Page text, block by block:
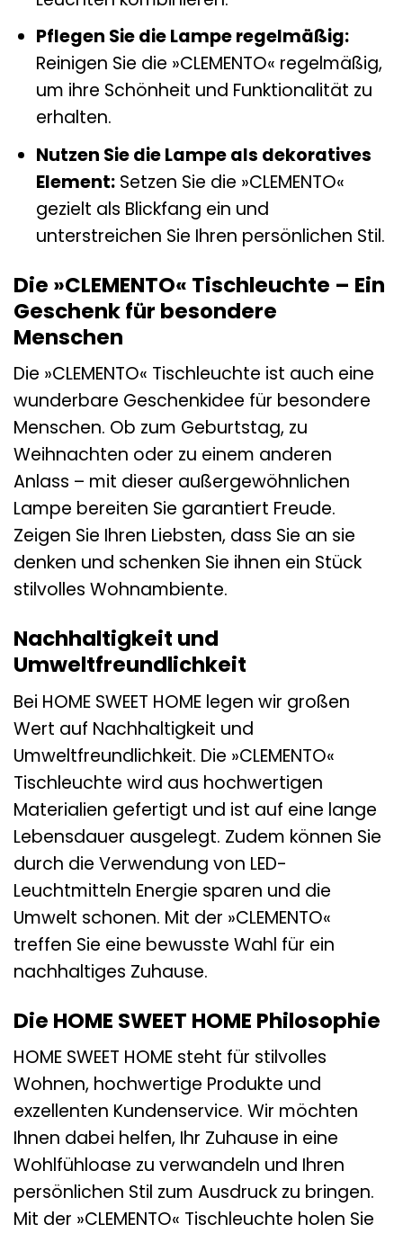
Pflegen Sie die Lampe regelmäßig:
Reinigen Sie die »CLEMENTO« regelmäßig,
um ihre Schönheit und Funktionalität zu
erhalten.
Nutzen Sie die Lampe als dekoratives
Element:Setzen Sie die »CLEMENTO«
gezielt als Blickfang ein und
unterstreichen Sie Ihren persönlichen Stil.
Die »CLEMENTO« Tischleuchte – Ein
Geschenk für besondere
Menschen
Die »CLEMENTO« Tischleuchte ist auch eine
wunderbare Geschenkidee für besondere
Menschen. Ob zum Geburtstag, zu
Weihnachten oder zu einem anderen
Anlass – mit dieser außergewöhnlichen
Lampe bereiten Sie garantiert Freude.
Zeigen Sie Ihren Liebsten, dass Sie an sie
denken und schenken Sie ihnen ein Stück
stilvolles Wohnambiente.
Nachhaltigkeit und
Umweltfreundlichkeit
Bei HOME SWEET HOME legen wir großen
Wert auf Nachhaltigkeit und
Umweltfreundlichkeit. Die »CLEMENTO«
Tischleuchte wird aus hochwertigen
Materialien gefertigt und ist auf eine lange
Lebensdauer ausgelegt. Zudem können Sie
durch die Verwendung von LED-
Leuchtmitteln Energie sparen und die
Umwelt schonen. Mit der »CLEMENTO«
treffen Sie eine bewusste Wahl für ein
nachhaltiges Zuhause.
Die HOME SWEET HOME Philosophie
HOME SWEET HOME steht für stilvolles
Wohnen, hochwertige Produkte und
exzellenten Kundenservice. Wir möchten
Ihnen dabei helfen, Ihr Zuhause in eine
Wohlfühloase zu verwandeln und Ihren
persönlichen Stil zum Ausdruck zu bringen.
Mit der »CLEMENTO« Tischleuchte holen Sie